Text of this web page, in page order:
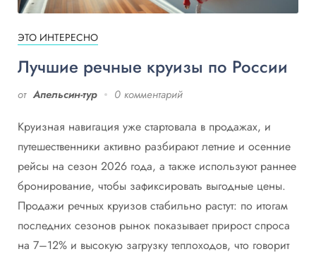
ЭТО ИНТЕРЕСНО
Лучшие речные круизы по России
от Апельсин-тур 0 комментарий
Круизная навигация уже стартовала в продажах, и
путешественники активно разбирают летние и осенние
рейсы на сезон 2026 года, а также используют раннее
бронирование, чтобы зафиксировать выгодные цены.
Продажи речных круизов стабильно растут: по итогам
последних сезонов рынок показывает прирост спроса
на 7–12% и высокую загрузку теплоходов, что говорит